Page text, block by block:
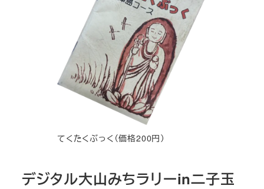
てくたくぶっく（価格200円）
デジタル大山みちラリーin二子玉